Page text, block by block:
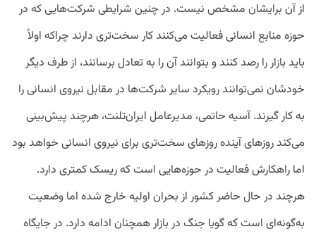
از آن برایشان مشخص نیست. در چنین شرایطی شرکت‌هایی که در
حوزه منابع انسانی فعالیت می‌کنند کار سخت‌تری دارند چراکه اولاً
باید بازار را رصد کنند و بتوانند آن را به تعادل برسانند، از طرف دیگر
خودشان نمی‌توانند رویکرد سایر شرکت‌ها در مقابل نیروی انسانی را
به کار گیرند. آسیه حاتمی، مدیرعامل ایران‌تلنت، هرچند پیش‌بینی
می‌کند روزهای آینده روزهای سخت‌تری برای نیروی انسانی خواهد بود
اما راهکارش فعالیت در حوزه‌هایی است که ریسک کمتری دارد.
هرچند در حال حاضر کشور از بحران اولیه خارج شده اما وضعیت
به‌گونه‌ای است که گویا جنگ در بازار همچنان ادامه دارد. در جایگاه